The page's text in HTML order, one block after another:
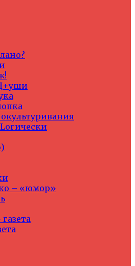
– «юмор»